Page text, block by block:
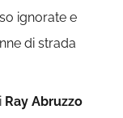
ignorate e
di strada
Ray Abruzzo